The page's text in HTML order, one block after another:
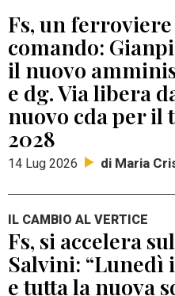
Fs, un
comando:
il nuovo
e dg. Via libera
nuovo cda per il
2028
14 Lug 2026 di Maria
IL CAMBIO AL VERTICE
Fs, si accelera
Salvini: “Lunedì
e tutta la nuova